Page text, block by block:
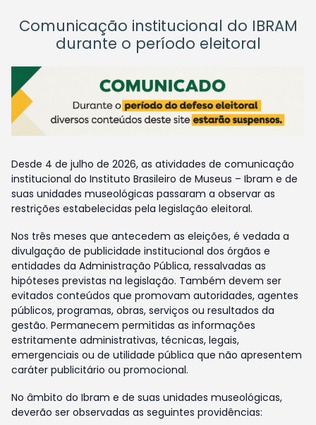
Comunicação institucional do IBRAM
durante o período eleitoral
Desde 4 de julho de 2026, as atividades de comunicação
institucional do Instituto Brasileiro de Museus – Ibram e de
suas unidades museológicas passaram a observar as
restrições estabelecidas pela legislação eleitoral.
Nos três meses que antecedem as eleições, é vedada a
divulgação de publicidade institucional dos órgãos e
entidades da Administração Pública, ressalvadas as
hipóteses previstas na legislação. Também devem ser
evitados conteúdos que promovam autoridades, agentes
públicos, programas, obras, serviços ou resultados da
gestão. Permanecem permitidas as informações
estritamente administrativas, técnicas, legais,
emergenciais ou de utilidade pública que não apresentem
caráter publicitário ou promocional.
No âmbito do Ibram e de suas unidades museológicas,
deverão ser observadas as seguintes providências: